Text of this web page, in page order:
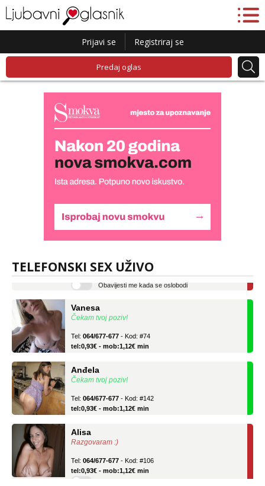
Prijavi se Registriraj se
Predaj oglas
TELEFONSKI SEX UŽIVO
tel:0,93€ - mob:1,12€ min
Čekam tvoj poziv!
tel:0,93€ - mob:1,12€ min
Čekam tvoj poziv!
tel:0,93€ - mob:1,12€ min
Razgovaram :)
tel:0,93€ - mob:1,12€ min
Obavijesti me kada se oslobodi